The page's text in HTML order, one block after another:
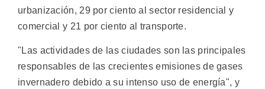
urbanización, 29 por ciento al sector residencial y
comercial y 21 por ciento al transporte.
"Las actividades de las ciudades son las principales
responsables de las crecientes emisiones de gases
invernadero debido a su intenso uso de energía", y